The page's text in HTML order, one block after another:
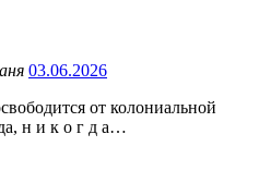
03.06.2026
от колониальной
н и к о г д а…